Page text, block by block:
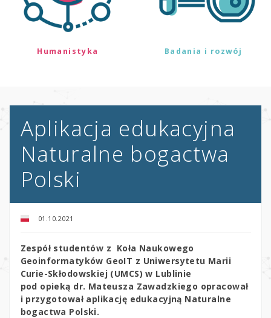
Humanistyka Badania i rozwój
Aplikacja edukacyjna
Naturalne bogactwa
Polski
01.10.2021
Zespół studentów z Koła Naukowego
Geoinformatyków GeoIT z Uniwersytetu Marii
Curie-Skłodowskiej (UMCS) w Lublinie
pod opieką dr. Mateusza Zawadzkiego opracował
i przygotował aplikację edukacyjną Naturalne
bogactwa Polski.